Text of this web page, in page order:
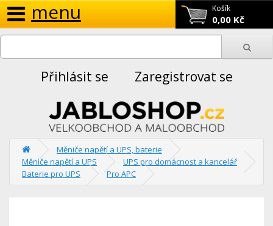
Košík
0,00 Kč
menu
Přihlásit se Zaregistrovat se
Měniče napětí a UPS, baterie
Měniče napětí a UPS
UPS pro domácnost a kancelář
Baterie pro UPS
Pro APC